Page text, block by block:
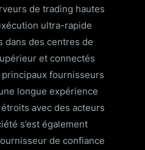
de trading hautes
ultra-rapide
dans des centres de
et connectés
fournisseurs
longue expérience
avec des acteurs
s’est également
de confiance